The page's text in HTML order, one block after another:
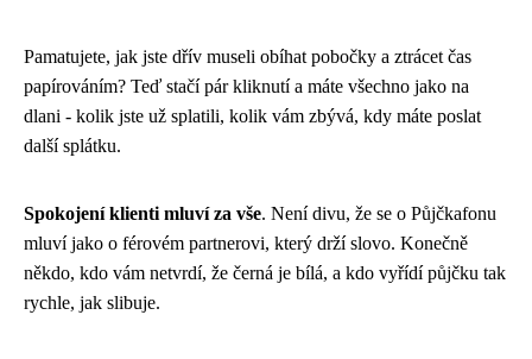
Pamatujete, jak jste dřív museli obíhat pobočky a ztrácet čas
papírováním? Teď stačí pár kliknutí a máte všechno jako na
dlani - kolik jste už splatili, kolik vám zbývá, kdy máte poslat
další splátku.
Spokojení klienti mluví za vše. Není divu, že se o Půjčkafonu
mluví jako o férovém partnerovi, který drží slovo. Konečně
někdo, kdo vám netvrdí, že černá je bílá, a kdo vyřídí půjčku tak
rychle, jak slibuje.